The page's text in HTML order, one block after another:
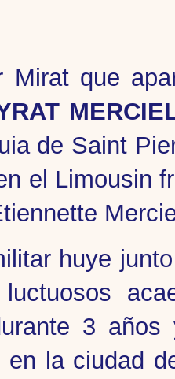
Mirat que
de Saint
el Limousin
huye
3
en la ciudad